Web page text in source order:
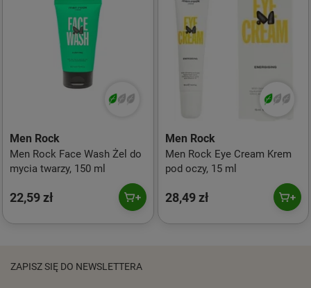
Men Rock
Men Rock Face Wash Żel do
mycia twarzy, 150 ml
22,59 zł
Men Rock
Men Rock Eye Cream Krem
pod oczy, 15 ml
28,49 zł
ZAPISZ SIĘ DO NEWSLETTERA